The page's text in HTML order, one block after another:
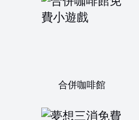
合併咖啡館